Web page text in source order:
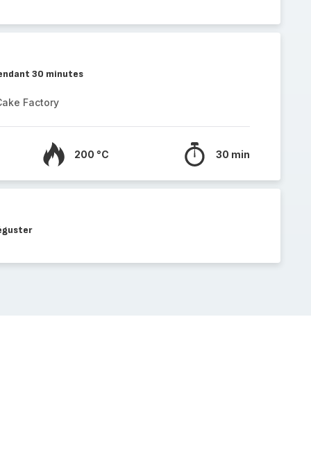
30 minutes
Factory
200 °C 30 min